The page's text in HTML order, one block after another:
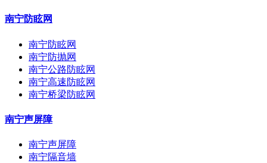
南宁防眩网
南宁防眩网
南宁防抛网
南宁公路防眩网
南宁高速防眩网
南宁桥梁防眩网
南宁声屏障
南宁声屏障
南宁隔音墙